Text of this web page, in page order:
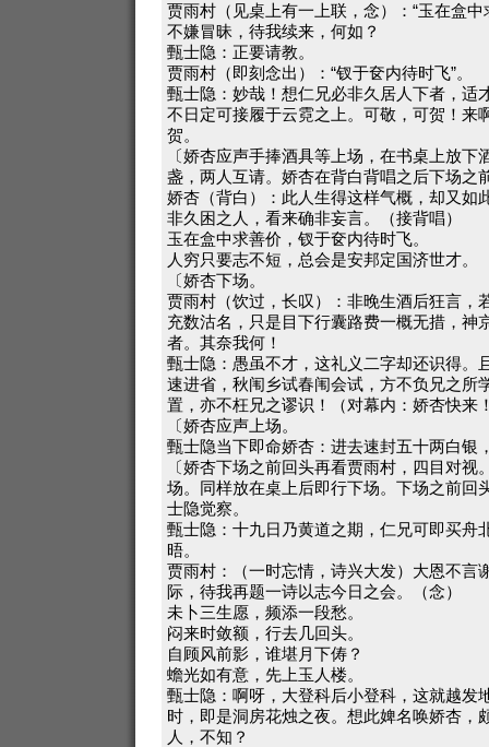
贾雨村（见桌上有一上联，念）：“玉在盒
不嫌冒昧，待我续来，何如？
甄士隐：正要请教。
贾雨村（即刻念出）：“钗于奁内待时飞”。
甄士隐：妙哉！想仁兄必非久居人下者，适
不日定可接履于云霓之上。可敬，可贺！来
贺。
〔娇杏应声手捧酒具等上场，在书桌上放
盏，两人互请。娇杏在背白背唱之后下场之
娇杏（背白）：此人生得这样气概，却又如
非久困之人，看来确非妄言。（接背唱）
玉在盒中求善价，钗于奁内待时飞。
人穷只要志不短，总会是安邦定国济世才。
〔娇杏下场。
贾雨村（饮过，长叹）：非晚生酒后狂言，
充数沽名，只是目下行囊路费一概无措，神
者。其奈我何！
甄士隐：愚虽不才，这礼义二字却还识得。
速进省，秋闱乡试春闱会试，方不负兄之所
置，亦不枉兄之谬识！（对幕内：娇杏快来
〔娇杏应声上场。
甄士隐当下即命娇杏：进去速封五十两白银
〔娇杏下场之前回头再看贾雨村，四目对视
场。同样放在桌上后即行下场。下场之前回
士隐觉察。
甄士隐：十九日乃黄道之期，仁兄可即买舟
晤。
贾雨村：（一时忘情，诗兴大发）大恩不言
际，待我再题一诗以志今日之会。（念）
未卜三生愿，频添一段愁。
闷来时敛额，行去几回头。
自顾风前影，谁堪月下俦？
蟾光如有意，先上玉人楼。
甄士隐：啊呀，大登科后小登科，这就越发
时，即是洞房花烛之夜。想此婢名唤娇杏，
人，不知？